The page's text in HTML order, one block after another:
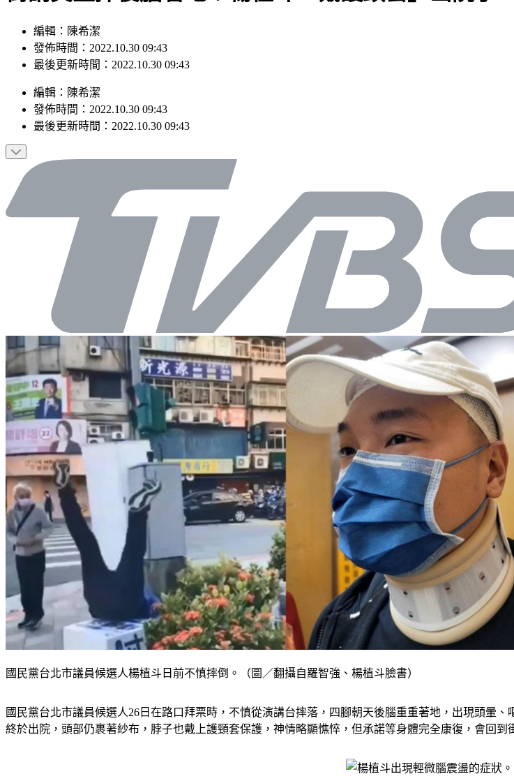
編輯：陳希潔
發佈時間：2022.10.30 09:43
最後更新時間：2022.10.30 09:43
編輯 ： 陳希潔
發佈時間： 2022.10.30 09:43
最後更新時間： 2022.10.30 09:43
國民黨台北市議員候選人楊植斗日前不慎摔倒。（圖／翻攝自羅智強、楊植斗臉書）
國民黨台北市議員候選人26日在路口拜票時，不慎從演講台摔落，四腳朝天後腦重重著地，出現頭暈
終於出院，頭部仍裹著紗布，脖子也戴上護頸套保護，神情略顯憔悴，但承諾等身體完全康復，會回到